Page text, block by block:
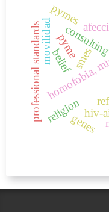
smes
professional standards religion
belief
hiv-
movilidad
genes
pyme
pymes